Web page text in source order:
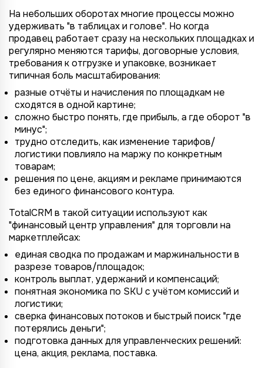
На небольших оборотах многие процессы можно
удерживать "в таблицах и голове". Но когда
продавец работает сразу на нескольких площадках и
регулярно меняются тарифы, договорные условия,
требования к отгрузке и упаковке, возникает
типичная боль масштабирования:
разные отчёты и начисления по площадкам не
сходятся в одной картине;
сложно быстро понять, где прибыль, а где оборот "в
минус";
трудно отследить, как изменение тарифов/
логистики повлияло на маржу по конкретным
товарам;
решения по цене, акциям и рекламе принимаются
без единого финансового контура.
TotalCRM в такой ситуации используют как
"финансовый центр управления" для торговли на
маркетплейсах:
единая сводка по продажам и маржинальности в
разрезе товаров/площадок;
контроль выплат, удержаний и компенсаций;
понятная экономика по SKU с учётом комиссий и
логистики;
сверка финансовых потоков и быстрый поиск "где
потерялись деньги";
подготовка данных для управленческих решений:
цена, акция, реклама, поставка.